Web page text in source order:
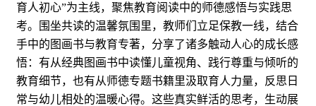
育人初心”为主线，聚焦教育阅读中的师德感悟与实践思
考。围坐共读的温馨氛围里，教师们立足保教一线，结合
手中的图画书与教育专著，分享了诸多触动人心的成长感
悟：有从经典图画书中读懂儿童视角、践行尊重与倾听的
教育细节，也有从师德专题书籍里汲取育人力量，反思日
常与幼儿相处的温暖心得。这些真实鲜活的思考，生动展